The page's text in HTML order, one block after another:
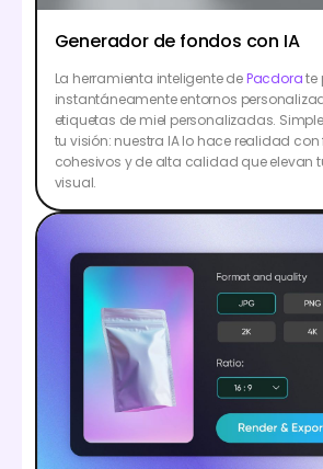
Generador de fondos con IA
La herramienta inteligente dePacdorate
instantáneamente entornos
etiquetas de miel personalizadas.
tu visión: nuestra IA lo hace realidad
cohesivos y de alta calidad que elevan
visual.